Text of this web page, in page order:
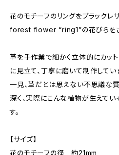
花のモチーフのリングをブラックレ
forest flower “ring1”の花びらをさ
革を手作業で細かく立体的にカット
に見立て、丁寧に磨いて制作してい
一見、革だとは思えない不思議な
深く、実際にこんな植物が生えてい
す。
【サイズ】
花のモチーフの径 約21mm